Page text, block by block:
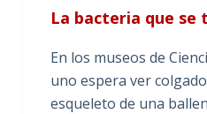
La bacteria que se
En los museos de
uno espera ver
esqueleto de una